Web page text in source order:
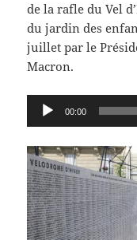
de la rafle du Vel
du jardin des
juillet par le
Macron.
Lecteur
audio
00:00